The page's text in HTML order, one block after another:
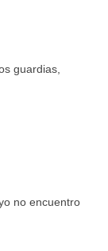
guardias,
no encuentro